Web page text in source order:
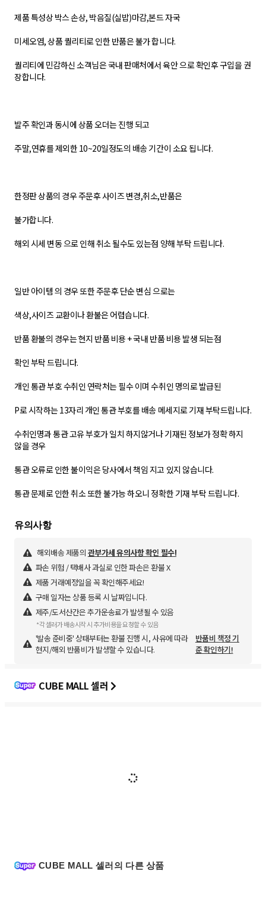
제품 특성상 박스 손상, 박음질(실밥)마감,본드 자국
미세오염, 상품 퀄리티로 인한 반품은 불가 합니다.
퀄리티에 민감하신 소객님은 국내 판매처에서 육안 으로 확인후 구입을 권
장합니다.
발주 확인과 동시에 상품 오더는 진행 되고
주말,연휴를 제외한 10~20일정도의 배송 기간이 소요 됩니다.
한정판 상품의 경우 주문후 사이즈 변경,취소,반품은
불가합니다.
해외 시세 변동 으로 인해 취소 될수도 있는점 양해 부탁 드립니다.
일반 아이템 의 경우 또한 주문후 단순 변심 으로는
색상,사이즈 교환이나 환불은 어렵습니다.
반품 환불의 경우는 현지 반품 비용 + 국내 반품 비용 발생 되는점
확인 부탁 드립니다.
개인 통관 부호 수취인 연락처는 필수 이며 수취인 명의로 발급된
P로 시작하는 13자리 개인 통관 부호를 배송 메세지로 기재 부탁드립니다.
수취인명과 통관 고유 부호가 일치 하지않거나 기재된 정보가 정확 하지
않을 경우
통관 오류로 인한 불이익은 당사에서 책임 지고 있지 않습니다.
통관 문제로 인한 취소 또한 불가능 하오니 정확한 기재 부탁 드립니다.
유의사항
해외배송 제품의 관부가세 유의사항 확인 필수!
파손 위험 / 택배사 과실로 인한 파손은 환불 X
제품 거래예정일을 꼭 확인해주세요!
구매 일자는 상품 등록 시 날짜입니다.
제주/도서산간은 추가운송료가 발생될 수 있음
*각 셀러가 배송시작 시 추가비용을 요청할 수 있음
'발송 준비중' 상태부터는 환불 진행 시, 사유에 따라
현지/해외 반품비가 발생할 수 있습니다.
반품비 책정 기
준 확인하기!
CUBE MALL 셀러
CUBE MALL 셀러의 다른 상품